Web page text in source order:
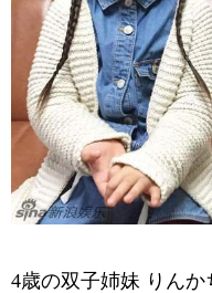
4歳の双子姉妹 りん